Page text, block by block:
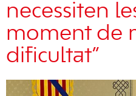
necessiten
moment de
dificultat”